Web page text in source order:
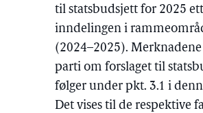
til statsbudsjett for 2025
inndelingen i
(2024–2025).
parti om forslaget til
følger under pkt. 3.1 i
Det vises til de respektive